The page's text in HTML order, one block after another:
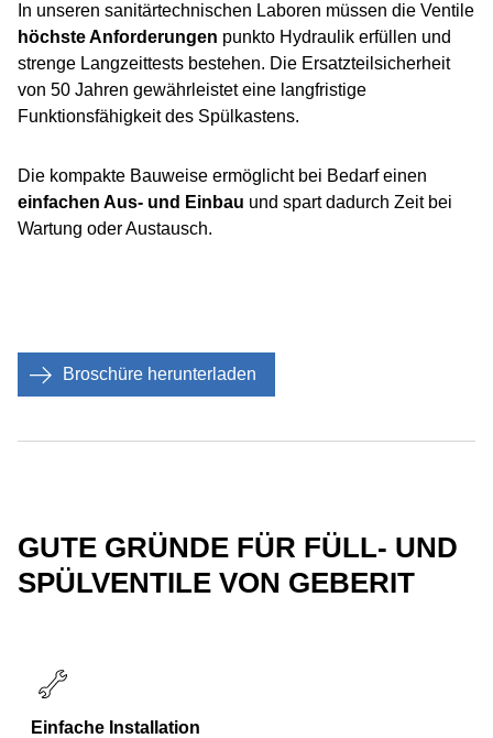
In unseren sanitärtechnischen Laboren müssen die Ventile
höchste Anforderungen punkto Hydraulik erfüllen und
strenge Langzeittests bestehen. Die Ersatzteilsicherheit
von 50 Jahren gewährleistet eine langfristige
Funktionsfähigkeit des Spülkastens.
Die kompakte Bauweise ermöglicht bei Bedarf einen
einfachen Aus- und Einbau und spart dadurch Zeit bei
Wartung oder Austausch.
Broschüre herunterladen
GUTE GRÜNDE FÜR FÜLL- UND
SPÜLVENTILE VON GEBERIT
Einfache Installation